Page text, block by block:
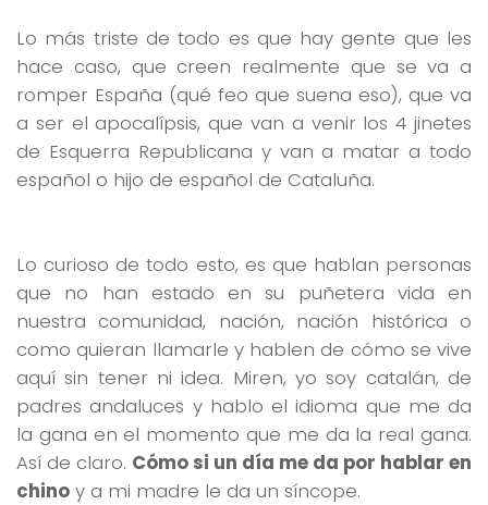
Lo más triste de todo es que hay gente que les
hace caso, que creen realmente que se va a
romper España (qué feo que suena eso), que va
a ser el apocalípsis, que van a venir los 4 jinetes
de Esquerra Republicana y van a matar a todo
español o hijo de español de Cataluña.
Lo curioso de todo esto, es que hablan personas
que no han estado en su puñetera vida en
nuestra comunidad, nación, nación histórica o
como quieran llamarle y hablen de cómo se vive
aquí sin tener ni idea. Miren, yo soy catalán, de
padres andaluces y hablo el idioma que me da
la gana en el momento que me da la real gana.
Así de claro. Cómo si un día me da por hablar en
chino y a mi madre le da un síncope.